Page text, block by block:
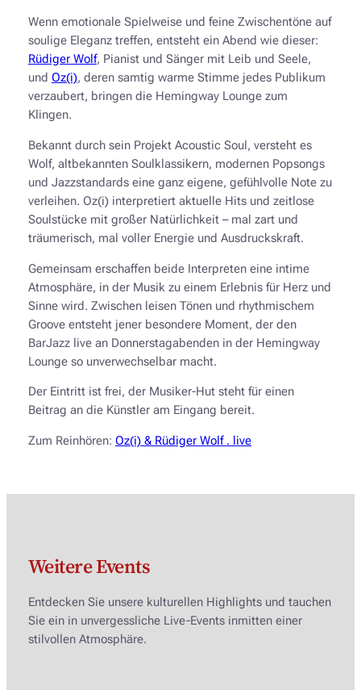
Wenn emotionale Spielweise und feine Zwischentöne auf
soulige Eleganz treffen, entsteht ein Abend wie dieser:
Rüdiger Wolf, Pianist und Sänger mit Leib und Seele,
und Oz(i), deren samtig warme Stimme jedes Publikum
verzaubert, bringen die Hemingway Lounge zum
Klingen.
Bekannt durch sein Projekt Acoustic Soul, versteht es
Wolf, altbekannten Soulklassikern, modernen Popsongs
und Jazzstandards eine ganz eigene, gefühlvolle Note zu
verleihen. Oz(i) interpretiert aktuelle Hits und zeitlose
Soulstücke mit großer Natürlichkeit – mal zart und
träumerisch, mal voller Energie und Ausdruckskraft.
Gemeinsam erschaffen beide Interpreten eine intime
Atmosphäre, in der Musik zu einem Erlebnis für Herz und
Sinne wird. Zwischen leisen Tönen und rhythmischem
Groove entsteht jener besondere Moment, der den
BarJazz live an Donnerstagabenden in der Hemingway
Lounge so unverwechselbar macht.
Der Eintritt ist frei, der Musiker-Hut steht für einen
Beitrag an die Künstler am Eingang bereit.
Zum Reinhören: Oz(i) & Rüdiger Wolf . live
Weitere Events
Entdecken Sie unsere kulturellen Highlights und tauchen
Sie ein in unvergessliche Live-Events inmitten einer
stilvollen Atmosphäre.